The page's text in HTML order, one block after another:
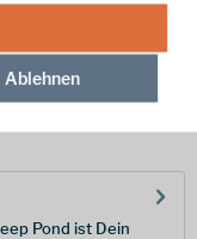
Pond ist Dein
Ablehnen